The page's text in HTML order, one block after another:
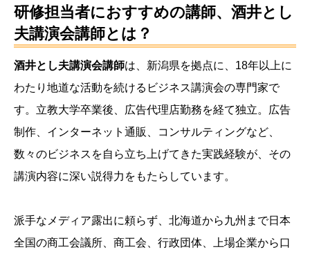
研修担当者におすすめの講師、酒井とし
夫講演会講師とは？
酒井とし夫講演会講師は、新潟県を拠点に、18年以上に
わたり地道な活動を続けるビジネス講演会の専門家で
す。立教大学卒業後、広告代理店勤務を経て独立。広告
制作、インターネット通販、コンサルティングなど、
数々のビジネスを自ら立ち上げてきた実践経験が、その
講演内容に深い説得力をもたらしています。
派手なメディア露出に頼らず、北海道から九州まで日本
全国の商工会議所、商工会、行政団体、上場企業から口